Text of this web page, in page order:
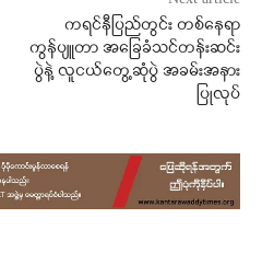
ကရင်နီပြည်တွင်း တစ်နေရာ
ကွန်ပျူတာ အခြေခံသင်တန်းဆင်း
ပွဲနဲ့ လူငယ်တွေ့ဆုံပွဲ အခမ်းအနား
ပြုလုပ်